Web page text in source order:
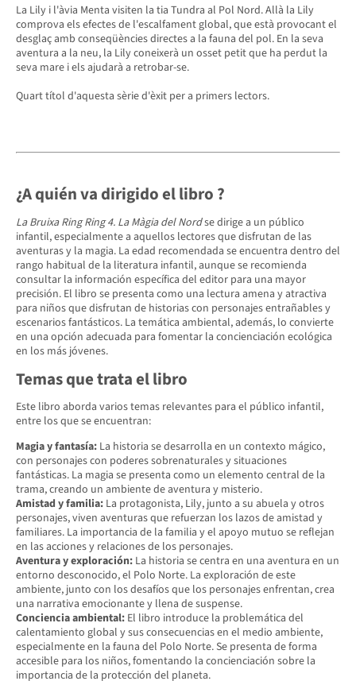
La Lily i l'àvia Menta visiten la tia Tundra al Pol Nord. Allà la Lily
comprova els efectes de l'escalfament global, que està provocant el
desglaç amb conseqüències directes a la fauna del pol. En la seva
aventura a la neu, la Lily coneixerà un osset petit que ha perdut la
seva mare i els ajudarà a retrobar-se.
Quart títol d'aquesta sèrie d'èxit per a primers lectors.
¿A quién va dirigido el libro ?
La Bruixa Ring Ring 4. La Màgia del Nordse dirige a un público
infantil, especialmente a aquellos lectores que disfrutan de las
aventuras y la magia. La edad recomendada se encuentra dentro del
rango habitual de la literatura infantil, aunque se recomienda
consultar la información específica del editor para una mayor
precisión. El libro se presenta como una lectura amena y atractiva
para niños que disfrutan de historias con personajes entrañables y
escenarios fantásticos. La temática ambiental, además, lo convierte
en una opción adecuada para fomentar la concienciación ecológica
en los más jóvenes.
Temas que trata el libro
Este libro aborda varios temas relevantes para el público infantil,
entre los que se encuentran:
Magia y fantasía: La historia se desarrolla en un contexto mágico,
con personajes con poderes sobrenaturales y situaciones
fantásticas. La magia se presenta como un elemento central de la
trama, creando un ambiente de aventura y misterio.
Amistad y familia: La protagonista, Lily, junto a su abuela y otros
personajes, viven aventuras que refuerzan los lazos de amistad y
familiares. La importancia de la familia y el apoyo mutuo se reflejan
en las acciones y relaciones de los personajes.
Aventura y exploración: La historia se centra en una aventura en un
entorno desconocido, el Polo Norte. La exploración de este
ambiente, junto con los desafíos que los personajes enfrentan, crea
una narrativa emocionante y llena de suspense.
Conciencia ambiental: El libro introduce la problemática del
calentamiento global y sus consecuencias en el medio ambiente,
especialmente en la fauna del Polo Norte. Se presenta de forma
accesible para los niños, fomentando la concienciación sobre la
importancia de la protección del planeta.